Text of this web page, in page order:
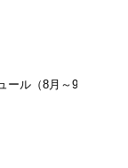
ール（8月～9